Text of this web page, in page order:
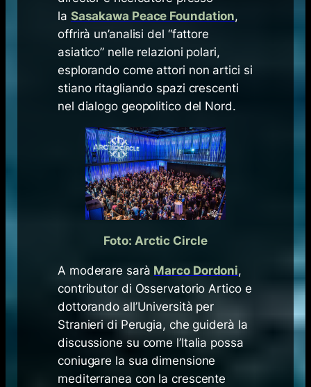
la Sasakawa Peace Foundation,
offrirà un’analisi del “fattore
asiatico” nelle relazioni polari,
esplorando come attori non artici si
stiano ritagliando spazi crescenti
nel dialogo geopolitico del Nord.
Foto: Arctic Circle
A moderare sarà Marco Dordoni,
contributor di Osservatorio Artico e
dottorando all’Università per
Stranieri di Perugia, che guiderà la
discussione su come l’Italia possa
coniugare la sua dimensione
mediterranea con la crescente